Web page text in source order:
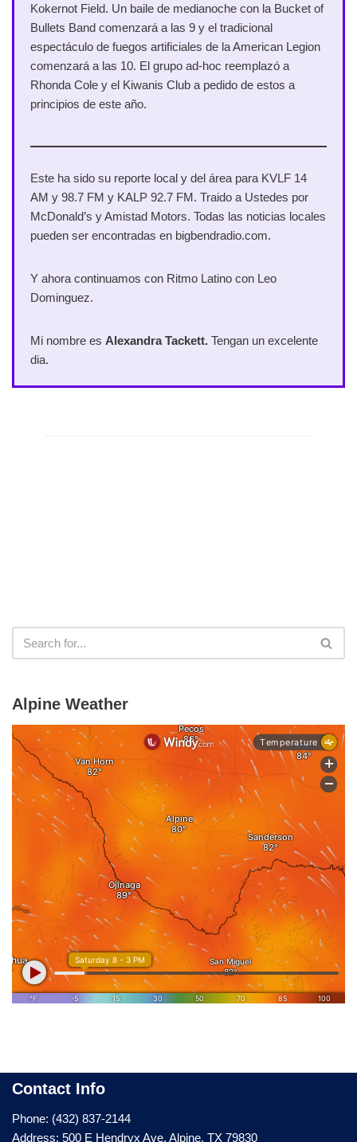
Kokernot Field. Un baile de medianoche con la Bucket of
Bullets Band comenzará a las 9 y el tradicional
espectáculo de fuegos artificiales de la American Legion
comenzará a las 10. El grupo ad-hoc reemplazó a
Rhonda Cole y el Kiwanis Club a pedido de estos a
principios de este año.
Este ha sido su reporte local y del área para KVLF 14
AM y 98.7 FM y KALP 92.7 FM. Traido a Ustedes por
McDonald’s y Amistad Motors. Todas las noticias locales
pueden ser encontradas en bigbendradio.com.
Y ahora continuamos con Ritmo Latino con Leo
Dominguez.
Mi nombre es Alexandra Tackett. Tengan un excelente
dia.
Alpine Weather
Contact Info
Phone: (432) 837-2144
Address: 500 E Hendryx Ave, Alpine, TX 79830